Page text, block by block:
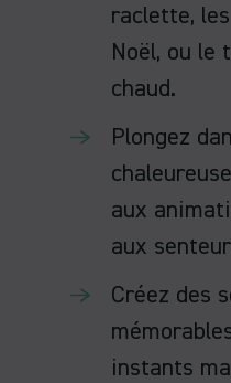
raclette,
Noël, ou le
chaud.
Plongez
aux
aux
Créez des
instants